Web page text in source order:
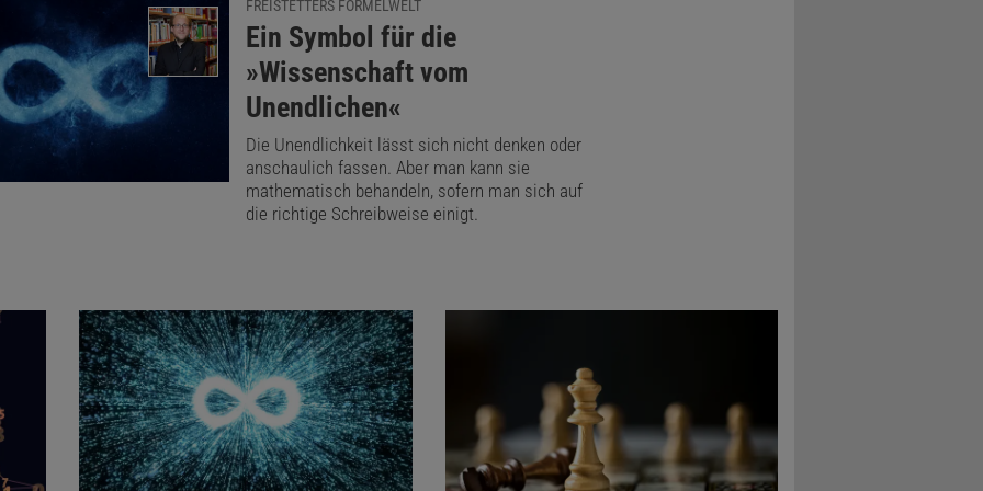
ist für die meisten Fachleute kein Gesprächsthema. Nur wenige
sich damit. Noch seltener sind überzeugte Anhänger wie Zeilberger,
ihre Ansichten in die Welt hinauszuposaunen.
Glück werden Ketzer heute nicht
dem Scheiterhaufen
Doron Zeilberger, Mathematiker
diese streitbare Philosophie Hamkins und anderen zu denken. Aus
Perspektive lässt sich der Ultrafinitismus sogar als
FREISTETTERS FORMELWELT
:
Ein Symbol für die
»Wissenschaft vom
Unendlichen«
Die Unendlichkeit lässt sich nicht denken oder
anschaulich fassen. Aber man kann sie
mathematisch behandeln, sofern man sich auf
die richtige Schreibweise einigt.